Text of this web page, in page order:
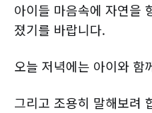
아이들 마음속에 자연을
졌기를 바랍니다.
오늘 저녁에는 아이와 함
그리고 조용히 말해보려